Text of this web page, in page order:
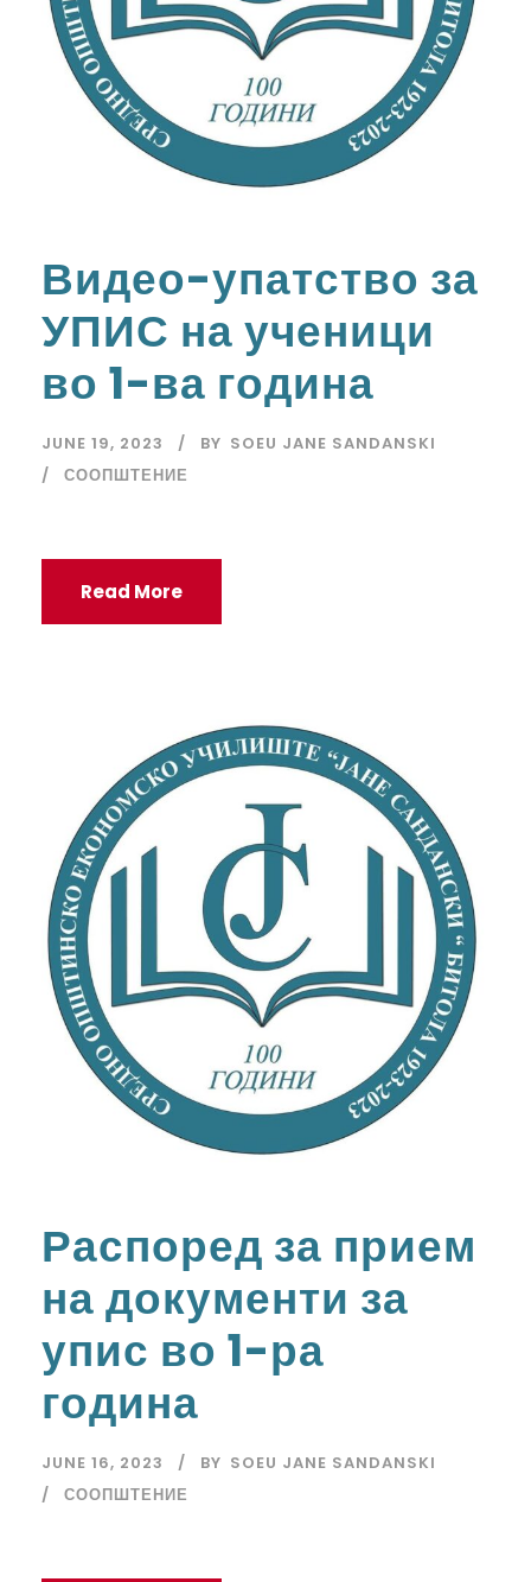
Видео-упатство за
УПИС на ученици
во 1-ва година
JUNE 19, 2023 BY SOEU JANE SANDANSKI
СООПШТЕНИЕ
Read More
Распоред за прием
на документи за
упис во 1-ра
година
JUNE 16, 2023 BY SOEU JANE SANDANSKI
СООПШТЕНИЕ